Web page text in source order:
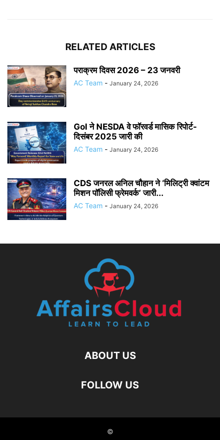
RELATED ARTICLES
पराक्रम दिवस 2026 – 23 जनवरी
AC Team - January 24, 2026
GoI ने NESDA वे फॉरवर्ड मासिक रिपोर्ट-
दिसंबर 2025 जारी की
AC Team - January 24, 2026
CDS जनरल अनिल चौहान ने ‘मिलिट्री क्वांटम
मिशन पॉलिसी फ्रेमवर्क’ जारी...
AC Team - January 24, 2026
ABOUT US
FOLLOW US
©